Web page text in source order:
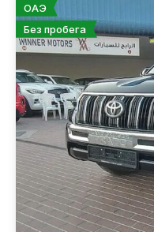
ОАЭ
Без пробега